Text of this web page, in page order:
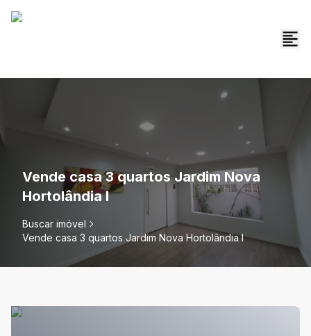
Vende casa 3 quartos Jardim Nova
Hortolândia I
Buscar imóvel
Vende casa 3 quartos Jardim Nova Hortolândia I